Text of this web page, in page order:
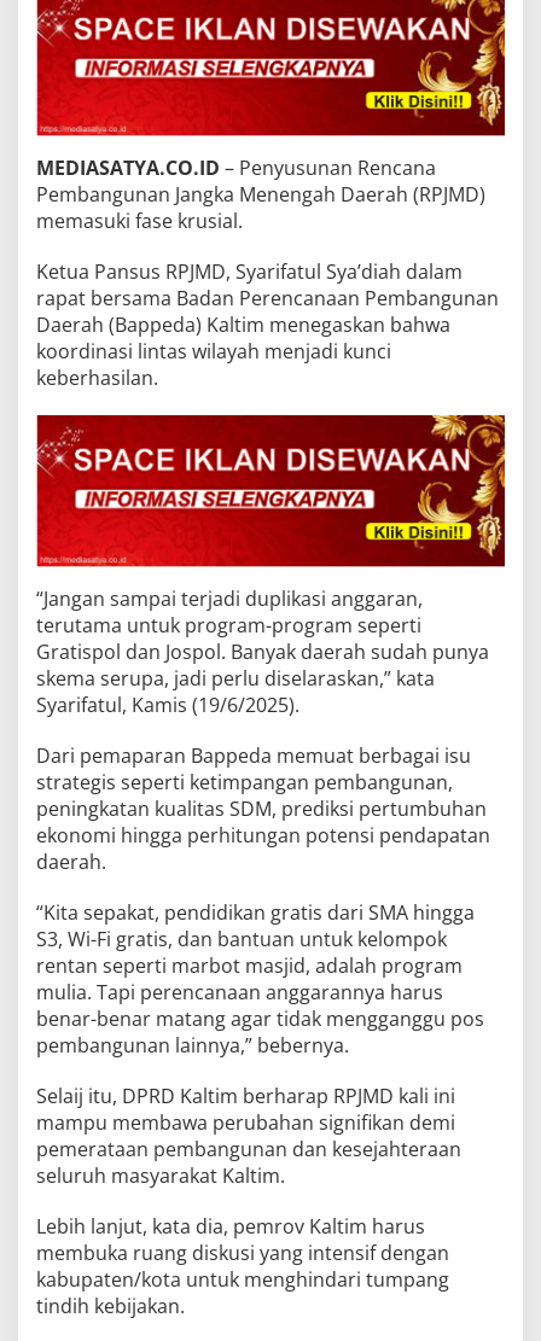
MEDIASATYA.CO.ID – Penyusunan Rencana
Pembangunan Jangka Menengah Daerah (RPJMD)
memasuki fase krusial.
Ketua Pansus RPJMD, Syarifatul Sya’diah dalam
rapat bersama Badan Perencanaan Pembangunan
Daerah (Bappeda) Kaltim menegaskan bahwa
koordinasi lintas wilayah menjadi kunci
keberhasilan.
“Jangan sampai terjadi duplikasi anggaran,
terutama untuk program-program seperti
Gratispol dan Jospol. Banyak daerah sudah punya
skema serupa, jadi perlu diselaraskan,” kata
Syarifatul, Kamis (19/6/2025).
Dari pemaparan Bappeda memuat berbagai isu
strategis seperti ketimpangan pembangunan,
peningkatan kualitas SDM, prediksi pertumbuhan
ekonomi hingga perhitungan potensi pendapatan
daerah.
“Kita sepakat, pendidikan gratis dari SMA hingga
S3, Wi-Fi gratis, dan bantuan untuk kelompok
rentan seperti marbot masjid, adalah program
mulia. Tapi perencanaan anggarannya harus
benar-benar matang agar tidak mengganggu pos
pembangunan lainnya,” bebernya.
Selaij itu, DPRD Kaltim berharap RPJMD kali ini
mampu membawa perubahan signifikan demi
pemerataan pembangunan dan kesejahteraan
seluruh masyarakat Kaltim.
Lebih lanjut, kata dia, pemrov Kaltim harus
membuka ruang diskusi yang intensif dengan
kabupaten/kota untuk menghindari tumpang
tindih kebijakan.